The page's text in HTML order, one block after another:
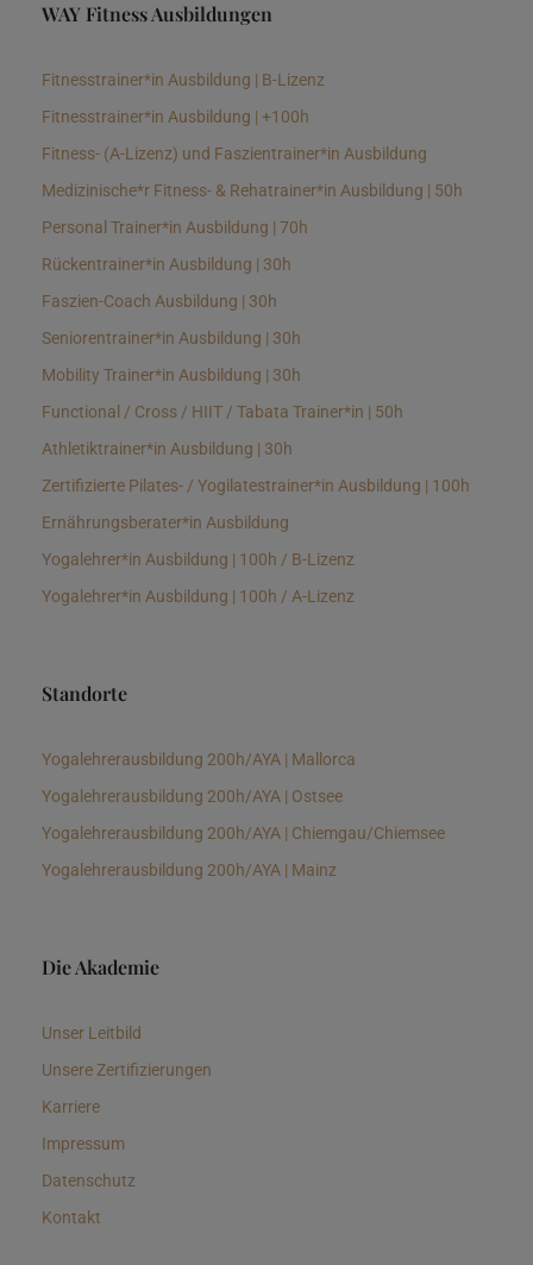
WAY Fitness Ausbildungen
Fitnesstrainer*in Ausbildung | B-Lizenz
Fitnesstrainer*in Ausbildung | +100h
Fitness- (A-Lizenz) und Faszientrainer*in Ausbildung
Medizinische*r Fitness- & Rehatrainer*in Ausbildung | 50h
Personal Trainer*in Ausbildung | 70h
Rückentrainer*in Ausbildung | 30h
Faszien-Coach Ausbildung | 30h
Seniorentrainer*in Ausbildung | 30h
Mobility Trainer*in Ausbildung | 30h
Functional / Cross / HIIT / Tabata Trainer*in | 50h
Athletiktrainer*in Ausbildung | 30h
Zertifizierte Pilates- / Yogilatestrainer*in Ausbildung | 100h
Ernährungsberater*in Ausbildung
Yogalehrer*in Ausbildung | 100h / B-Lizenz
Yogalehrer*in Ausbildung | 100h / A-Lizenz
Standorte
Yogalehrerausbildung 200h/AYA | Mallorca
Yogalehrerausbildung 200h/AYA | Ostsee
Yogalehrerausbildung 200h/AYA | Chiemgau/Chiemsee
Yogalehrerausbildung 200h/AYA | Mainz
Die Akademie
Unser Leitbild
Unsere Zertifizierungen
Karriere
Impressum
Datenschutz
Kontakt